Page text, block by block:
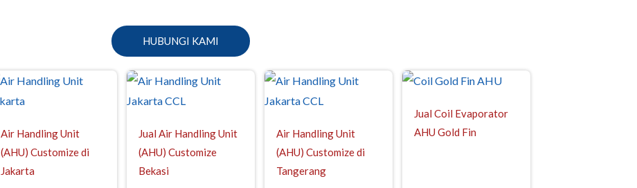
HUBUNGI KAMI
Air Handling Unit
(AHU) Customize di
Jakarta
Jual Air Handling Unit
(AHU) Customize
Bekasi
Air Handling Unit
(AHU) Customize di
Tangerang
Jual Coil Evaporator
AHU Gold Fin